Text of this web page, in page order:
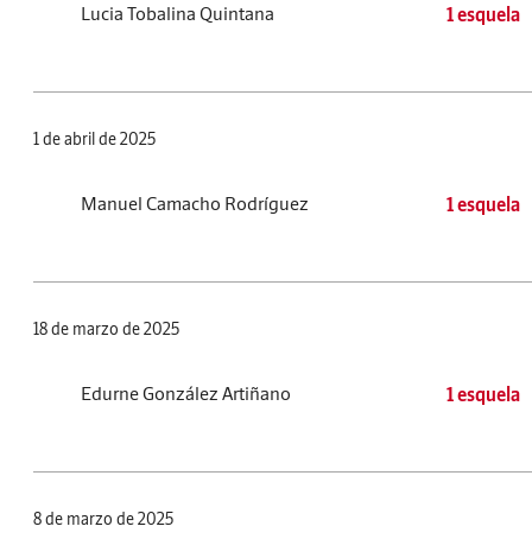
Lucia Tobalina Quintana 1 esquela
1 de abril de 2025
Manuel Camacho Rodríguez 1 esquela
18 de marzo de 2025
Edurne González Artiñano 1 esquela
8 de marzo de 2025